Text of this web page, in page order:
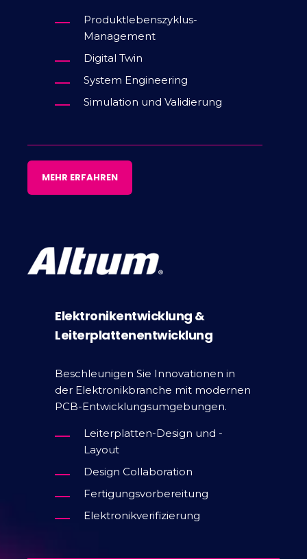
Produktlebenszyklus-
Management
Digital Twin
System Engineering
Simulation und Validierung
MEHR ERFAHREN
Elektronikentwicklung &
Leiterplattenentwicklung
Beschleunigen Sie Innovationen in
der Elektronikbranche mit modernen
PCB-Entwicklungsumgebungen.
Leiterplatten-Design und -
Layout
Design Collaboration
Fertigungsvorbereitung
Elektronikverifizierung